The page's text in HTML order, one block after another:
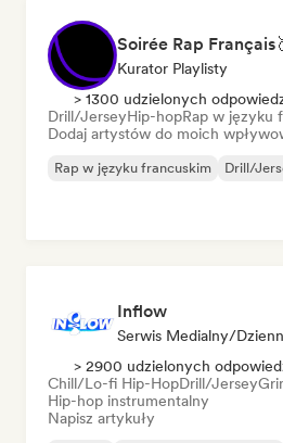
Soirée Rap
Kurator Playlisty
> 1300 udzielonych
Drill/JerseyHip-hopRap w języku
Dodaj artystów do moich
Rap w języku francuskim Drill/
Inflow
Serwis Medialny/
> 2900 udzielonych
Chill/Lo-fi Hip-HopDrill/Jersey
Hip-hop instrumentalny
Napisz artykuły